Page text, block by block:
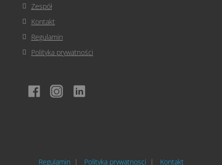
Zespół
Kontakt
Regulamin
Polityka prywatności
Regulamin Polityka prywatnosci Kontakt